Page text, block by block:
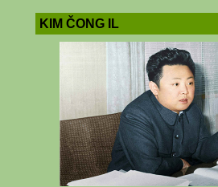
KIM ČONG IL